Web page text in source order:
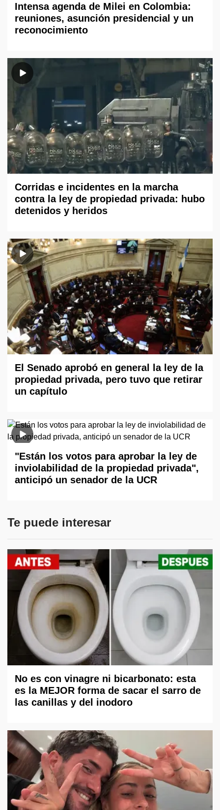
Intensa agenda de Milei en Colombia:
reuniones, asunción presidencial y un
reconocimiento
Corridas e incidentes en la marcha
contra la ley de propiedad privada: hubo
detenidos y heridos
El Senado aprobó en general la ley de la
propiedad privada, pero tuvo que retirar
un capítulo
"Están los votos para aprobar la ley de
inviolabilidad de la propiedad privada",
anticipó un senador de la UCR
Te puede interesar
No es con vinagre ni bicarbonato: esta
es la MEJOR forma de sacar el sarro de
las canillas y del inodoro